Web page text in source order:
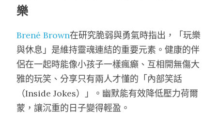
樂
Brené Brown在研究脆弱與勇氣時指出，「玩樂
與休息」是維持靈魂連結的重要元素。健康的伴
侶在一起時能像小孩子一樣瘋癲、互相開無傷大
雅的玩笑、分享只有兩人才懂的「內部笑話
（Inside Jokes）」。幽默能有效降低壓力荷爾
蒙，讓沉重的日子變得輕盈。